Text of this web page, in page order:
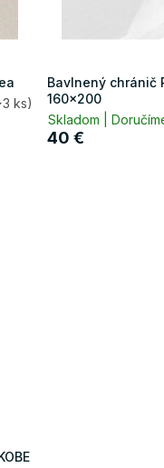
ks)
Bavlnený chránič
160x200
Skladom |
40 €